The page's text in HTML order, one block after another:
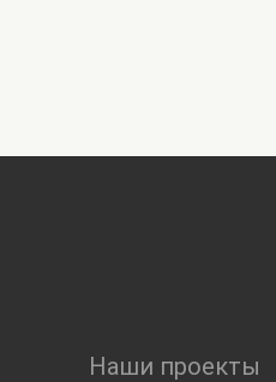
Наши проекты